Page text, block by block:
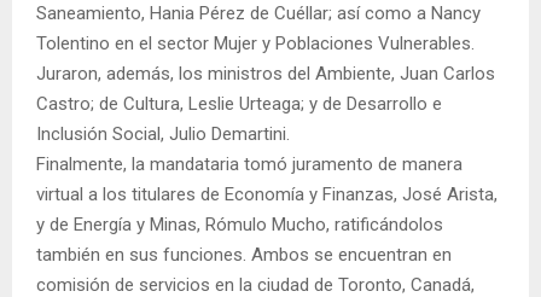
Saneamiento, Hania Pérez de Cuéllar; así como a Nancy
Tolentino en el sector Mujer y Poblaciones Vulnerables.
Juraron, además, los ministros del Ambiente, Juan Carlos
Castro; de Cultura, Leslie Urteaga; y de Desarrollo e
Inclusión Social, Julio Demartini.
Finalmente, la mandataria tomó juramento de manera
virtual a los titulares de Economía y Finanzas, José Arista,
y de Energía y Minas, Rómulo Mucho, ratificándolos
también en sus funciones. Ambos se encuentran en
comisión de servicios en la ciudad de Toronto, Canadá,